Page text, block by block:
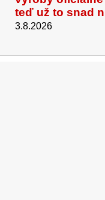
teď už to snad
3.8.2026